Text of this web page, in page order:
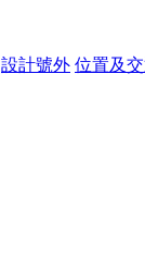
設計號外 位置及